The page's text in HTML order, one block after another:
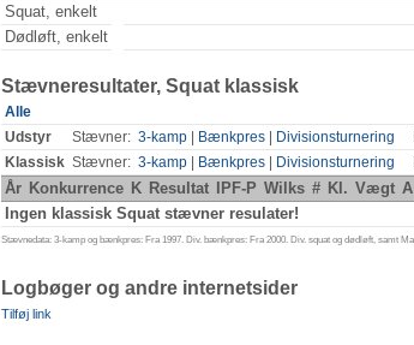
Squat, enkelt
Dødløft, enkelt
Stævneresultater, Squat klassisk
Alle
Udstyr
Stævner: 3-kamp Bænkpres Divisionsturnering
Klassisk Stævner: 3-kamp Bænkpres Divisionsturnering
År Konkurrence K Resultat IPF-P Wilks # Kl. Vægt A
Ingen klassisk Squat stævner resulater!
Stævnedata: 3-kamp og bænkpres: Fra 1997. Div. bænkpres: Fra 2000. Div. squat og dødløft, samt
Logbøger og andre internetsider
Tilføj link